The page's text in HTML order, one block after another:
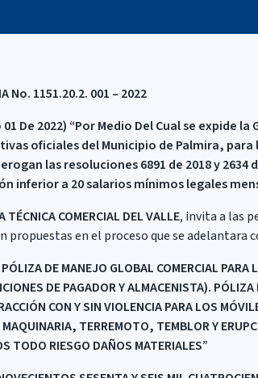
No. 1151.20.2. 001 – 2022
01 De 2022) “Por Medio Del Cual se
oficiales del Municipio de Palmira, para
las resoluciones 6891 de 2018 y 2634
inferior a 20 salarios mínimos legales
COMERCIAL DEL VALLE, invita a las
propuestas en el proceso que se adelantara
DE MANEJO GLOBAL COMERCIAL
DE PAGADOR Y ALMACENISTA).
CON Y SIN VIOLENCIA PARA LOS
TERREMOTO, TEMBLOR Y
TODO RIESGO DAÑOS MATERIALES”